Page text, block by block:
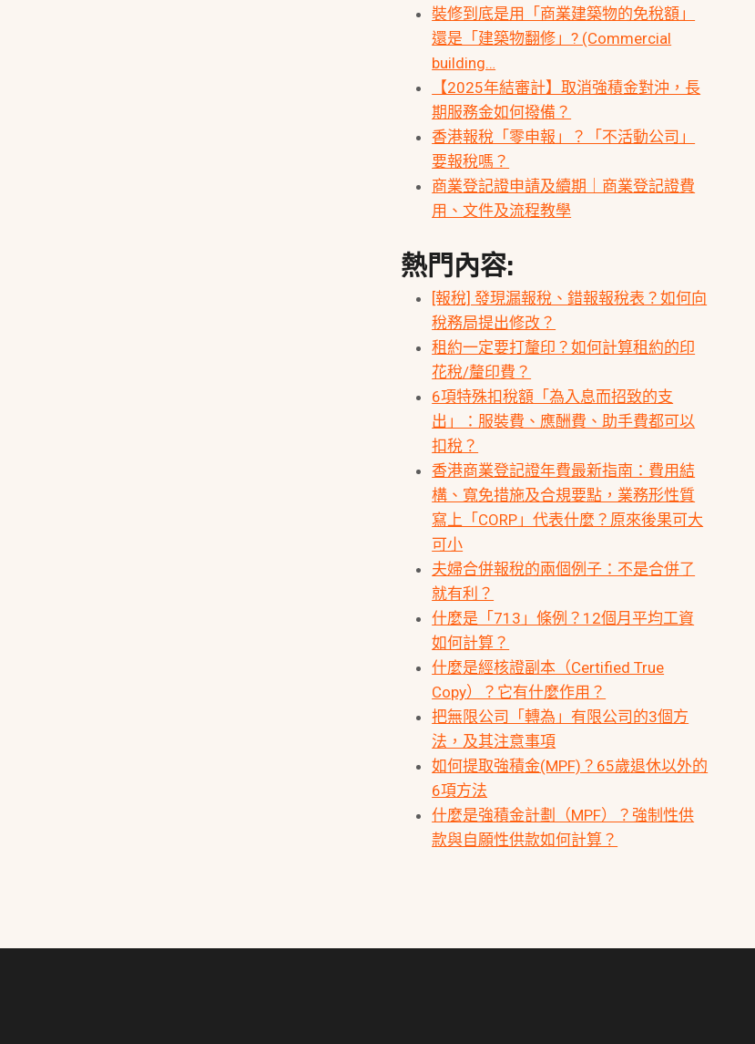
裝修到底是用「商業建築物的免稅額」
還是「建築物翻修」? (Commercial
building…
【2025年結審計】取消強積金對沖，長
期服務金如何撥備？
香港報稅「零申報」？「不活動公司」
要報稅嗎？
商業登記證申請及續期｜商業登記證費
用、文件及流程教學
熱門內容:
[報稅] 發現漏報稅、錯報報稅表？如何向
稅務局提出修改？
租約一定要打釐印？如何計算租約的印
花稅/釐印費？
6項特殊扣稅額「為入息而招致的支
出」：服裝費、應酬費、助手費都可以
扣稅？
香港商業登記證年費最新指南：費用結
構、寬免措施及合規要點，業務形性質
寫上「CORP」代表什麼？原來後果可大
可小
夫婦合併報稅的兩個例子：不是合併了
就有利？
什麼是「713」條例？12個月平均工資
如何計算？
什麼是經核證副本（Certified True
Copy）？它有什麼作用？
把無限公司「轉為」有限公司的3個方
法，及其注意事項
如何提取強積金(MPF)？65歲退休以外的
6項方法
什麼是強積金計劃（MPF）？強制性供
款與自願性供款如何計算？